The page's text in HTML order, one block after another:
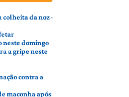
colheita da noz-
neste domingo
a gripe neste
contra a
maconha após